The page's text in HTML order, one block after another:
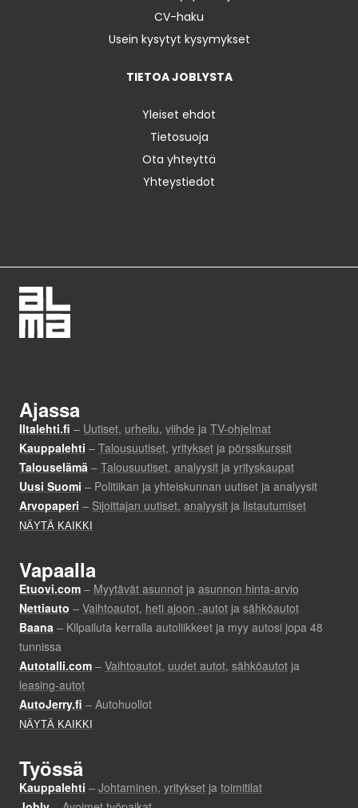
CV-haku
Usein kysytyt kysymykset
TIETOA JOBLYSTA
Yleiset ehdot
Tietosuoja
Ota yhteyttä
Yhteystiedot